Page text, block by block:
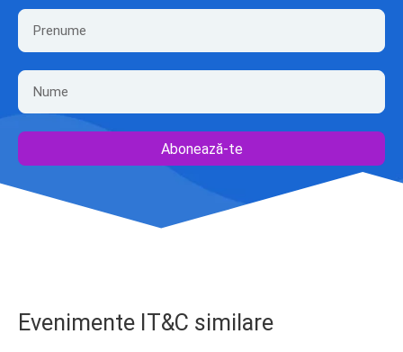
Abonează-te
Evenimente IT&C similare